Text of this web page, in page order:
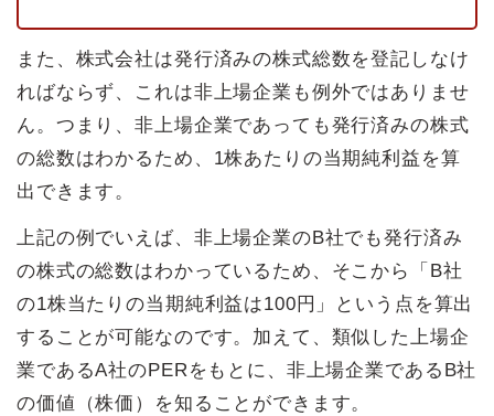
また、株式会社は発行済みの株式総数を登記しなけ
ればならず、これは非上場企業も例外ではありませ
ん。つまり、非上場企業であっても発行済みの株式
の総数はわかるため、1株あたりの当期純利益を算
出できます。
上記の例でいえば、非上場企業のB社でも発行済み
の株式の総数はわかっているため、そこから「B社
の1株当たりの当期純利益は100円」という点を算出
することが可能なのです。加えて、類似した上場企
業であるA社のPERをもとに、非上場企業であるB社
の価値（株価）を知ることができます。